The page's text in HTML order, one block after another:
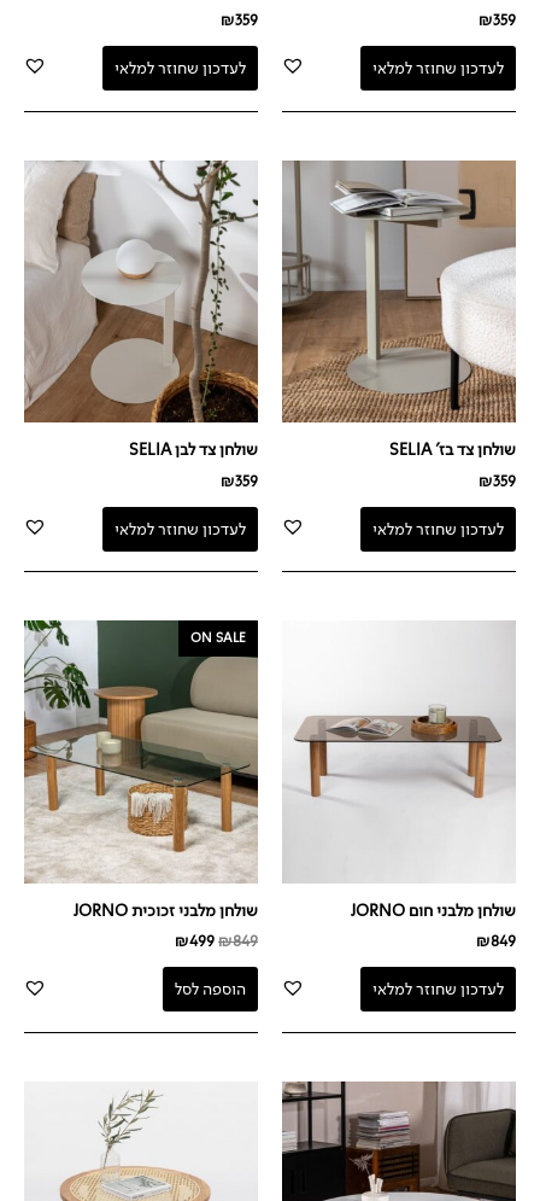
₪359
לעדכון שחוזר למלאי
₪359
לעדכון שחוזר למלאי
שולחן צד בז' SELIA
₪359
לעדכון שחוזר למלאי
שולחן צד לבן SELIA
₪359
לעדכון שחוזר למלאי
שולחן מלבני חום JORNO
₪849
לעדכון שחוזר למלאי
ON SALE
שולחן מלבני זכוכית JORNO
₪849
המחיר
המקורי
היה:
₪849.
₪499
₪499.
הוספה לסל